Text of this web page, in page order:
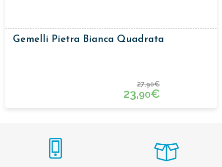
Gemelli Pietra Bianca Quadrata
27,90€
23,90€